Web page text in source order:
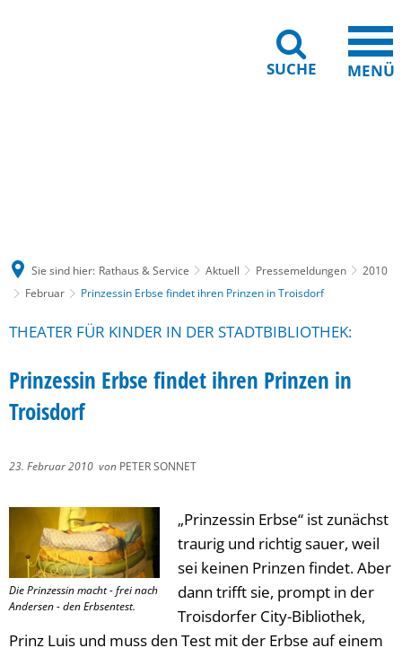
SUCHE MENÜ
Sie sind hier: Rathaus & Service Aktuell Pressemeldungen
2010
Februar
Prinzessin Erbse findet ihren Prinzen in Troisdorf
THEATER FÜR KINDER IN DER STADTBIBLIOTHEK:
Prinzessin Erbse findet ihren Prinzen in
Troisdorf
23. Februar 2010 von PETER SONNET
Die Prinzessin macht - frei nach
Andersen - den Erbsentest.
„Prinzessin Erbse“ ist zunächst
traurig und richtig sauer, weil
sei keinen Prinzen findet. Aber
dann trifft sie, prompt in der
Troisdorfer City-Bibliothek,
Prinz Luis und muss den Test mit der Erbse auf einem